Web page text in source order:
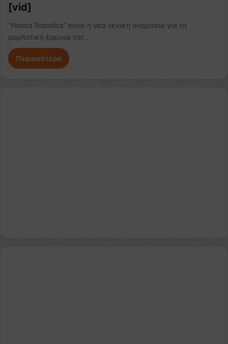
[vid]
“Honda Robotics” είναι η νέα γενική ονομασία για τη
ρομποτική έρευνα της…
Περισσότερα